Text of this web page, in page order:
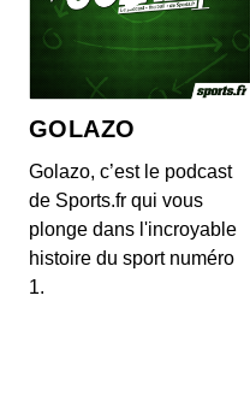
Un
00:09:10 -
Dans
Lexus
Un
00:10:35 - IL
Un logo,
retrace
Un
GOLAZO
Golazo, c’est le podcast
de Sports.fr qui vous
plonge dans l'incroyable
histoire du sport numéro
1.